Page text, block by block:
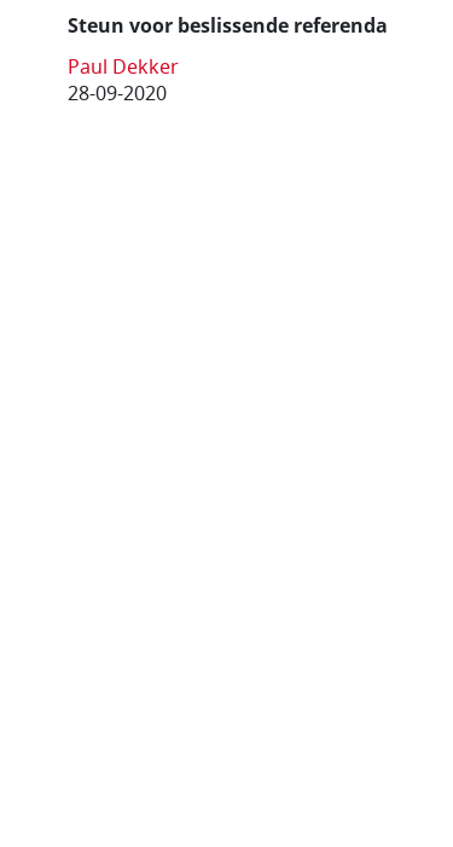
Steun voor beslissende referenda
Paul Dekker
28-09-2020